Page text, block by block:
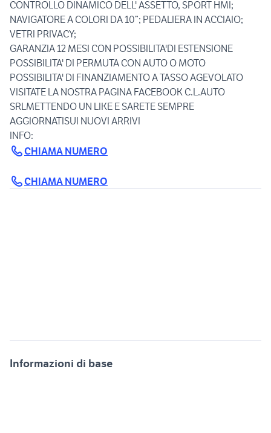
CONTROLLO DINAMICO DELL' ASSETTO, SPORT HMI;
NAVIGATORE A COLORI DA 10”; PEDALIERA IN ACCIAIO;
VETRI PRIVACY;
GARANZIA 12 MESI CON POSSIBILITA'DI ESTENSIONE
POSSIBILITA' DI PERMUTA CON AUTO O MOTO
POSSIBILITA' DI FINANZIAMENTO A TASSO AGEVOLATO
VISITATE LA NOSTRA PAGINA FACEBOOK C.L.AUTO
SRLMETTENDO UN LIKE E SARETE SEMPRE
AGGIORNATISUI NUOVI ARRIVI
CHIAMA NUMERO
CHIAMA NUMERO
Informazioni di base